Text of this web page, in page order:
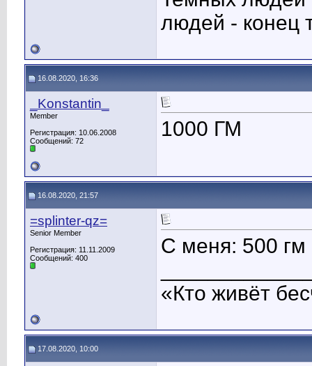
людей - конец
16.08.2020, 16:36
_Konstantin_
Member
Регистрация: 10.06.2008
Сообщений: 72
1000 ГМ
16.08.2020, 21:57
=splinter-qz=
Senior Member
Регистрация: 11.11.2009
Сообщений: 400
С меня: 500 гм
«Кто живёт
17.08.2020, 10:00